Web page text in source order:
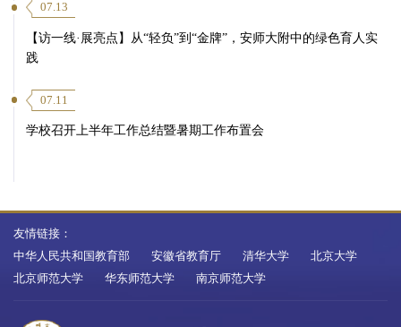
07.13
【访一线·展亮点】从“轻负”到“金牌”，安师大附中的绿色育人实
践
07.11
学校召开上半年工作总结暨暑期工作布置会
友情链接：
中华人民共和国教育部
安徽省教育厅 清华大学
北京大学
北京师范大学
华东师范大学 南京师范大学